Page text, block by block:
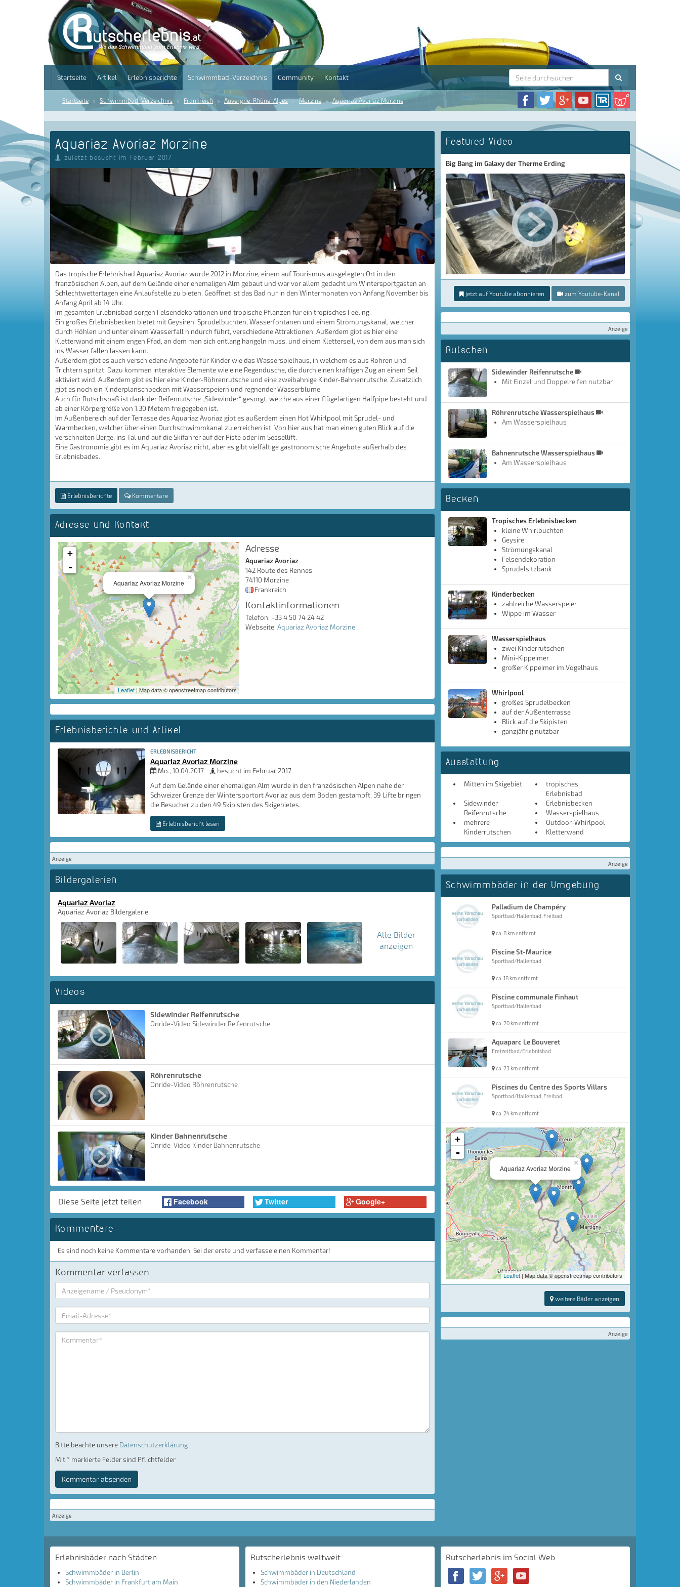
Startseite Artikel Erlebnisberichte Schwimmbad-Verzeichnis Community Kontakt
Startseite Schwimmbad-Verzeichnis Frankreich Auvergne-Rhône-Alpes Morzine Aquariaz Avoriaz Morzine
Aquariaz Avoriaz Morzine
zuletzt besucht im Februar 2017
Das tropische Erlebnisbad Aquariaz Avoriaz wurde 2012 in Morzine, einem auf Tourismus ausgelegten Ort in den
französischen Alpen, auf dem Gelände einer ehemaligen Alm gebaut und war vor allem gedacht um Wintersportgästen an
Schlechtwettertagen eine Anlaufstelle zu bieten. Geöffnet ist das Bad nur in den Wintermonaten von Anfang November bis
Anfang April ab 14 Uhr.
Im gesamten Erlebnisbad sorgen Felsendekorationen und tropische Pflanzen für ein tropisches Feeling.
Ein großes Erlebnisbecken bietet mit Geysiren, Sprudelbuchten, Wasserfontänen und einem Strömungskanal, welcher
durch Höhlen und unter einem Wasserfall hindurch führt, verschiedene Attraktionen. Außerdem gibt es hier eine
Kletterwand mit einem engen Pfad, an dem man sich entlang hangeln muss, und einem Kletterseil, von dem aus man sich
ins Wasser fallen lassen kann.
Außerdem gibt es auch verschiedene Angebote für Kinder wie das Wasserspielhaus, in welchem es aus Rohren und
Trichtern spritzt. Dazu kommen interaktive Elemente wie eine Regendusche, die durch einen kräftigen Zug an einem Seil
aktiviert wird. Außerdem gibt es hier eine Kinder-Röhrenrutsche und eine zweibahnige Kinder-Bahnenrutsche. Zusätzlich
gibt es noch ein Kinderplanschbecken mit Wasserspeiern und regnender Wasserblume.
Auch für Rutschspaß ist dank der Reifenrutsche „Sidewinder“ gesorgt, welche aus einer flügelartigen Halfpipe besteht und
ab einer Körpergröße von 1,30 Metern freigegeben ist.
Im Außenbereich auf der Terrasse des Aquariaz Avoriaz gibt es außerdem einen Hot Whirlpool mit Sprudel- und
Warmbecken, welcher über einen Durchschwimmkanal zu erreichen ist. Von hier aus hat man einen guten Blick auf die
verschneiten Berge, ins Tal und auf die Skifahrer auf der Piste oder im Sessellift.
Eine Gastronomie gibt es im Aquariaz Avoriaz nicht, aber es gibt vielfältige gastronomische Angebote außerhalb des
Erlebnisbades.
Erlebnisberichte Kommentare
Adresse und Kontakt
×
Aquariaz Avoriaz Morzine
+
-
Leaflet | Map data © openstreetmap contributors
Adresse
Aquariaz Avoriaz
142 Route des Rennes
74110 Morzine
Frankreich
Kontaktinformationen
Telefon: +33 4 50 74 24 42
Webseite: Aquariaz Avoriaz Morzine
Erlebnisberichte und Artikel
ERLEBNISBERICHT
Aquariaz Avoriaz Morzine
Mo., 10.04.2017
besucht im Februar 2017
Auf dem Gelände einer ehemaligen Alm wurde in den französischen Alpen nahe der
Schweizer Grenze der Wintersportort Avoriaz aus dem Boden gestampft. 39 Lifte bringen
die Besucher zu den 49 Skipisten des Skigebietes.
Erlebnisbericht lesen
Anzeige
Bildergalerien
Aquariaz Avoriaz
Aquariaz Avoriaz Bildergalerie
Alle Bilder
anzeigen
Videos
Sidewinder Reifenrutsche
Onride-Video Sidewinder Reifenrutsche
Röhrenrutsche
Onride-Video Röhrenrutsche
Kinder Bahnenrutsche
Onride-Video Kinder Bahnenrutsche
Diese Seite jetzt teilen Facebook Twitter Google+
Kommentare
Es sind noch keine Kommentare vorhanden. Sei der erste und verfasse einen Kommentar!
Kommentar verfassen
Bitte beachte unsere Datenschutzerklärung
Mit * markierte Felder sind Pflichtfelder
Kommentar absenden
Anzeige
Featured Video
Big Bang im Galaxy der Therme Erding
jetzt auf Youtube abonnieren zum Youtube-Kanal
Anzeige
Rutschen
Sidewinder Reifenrutsche
Mit Einzel und Doppelreifen nutzbar
Röhrenrutsche Wasserspielhaus
Am Wasserspielhaus
Bahnenrutsche Wasserspielhaus
Am Wasserspielhaus
Becken
Tropisches Erlebnisbecken
kleine Whirlbuchten
Geysire
Strömungskanal
Felsendekoration
Sprudelsitzbank
Kinderbecken
zahlreiche Wasserspeier
Wippe im Wasser
Wasserspielhaus
zwei Kinderrutschen
Mini-Kippeimer
großer Kippeimer im Vogelhaus
Whirlpool
großes Sprudelbecken
auf der Außenterrasse
Blick auf die Skipisten
ganzjährig nutzbar
Ausstattung
Mitten im Skigebiet
tropisches
Erlebnisbad
Sidewinder
Reifenrutsche
Erlebnisbecken
Wasserspielhaus
mehrere
Kinderrutschen
Outdoor-Whirlpool
Kletterwand
Anzeige
Schwimmbäder in der Umgebung
Palladium de Champéry
Sportbad/Hallenbad, Freibad
ca. 8 km entfernt
Piscine St-Maurice
Sportbad/Hallenbad
ca. 18 km entfernt
Piscine communale Finhaut
Sportbad/Hallenbad
ca. 20 km entfernt
Aquaparc Le Bouveret
Freizeitbad/Erlebnisbad
ca. 23 km entfernt
Piscines du Centre des Sports Villars
Sportbad/Hallenbad, Freibad
ca. 24 km entfernt
×
Aquariaz Avoriaz Morzine
+
-
Leaflet| Map data © openstreetmap contributors
weitere Bäder anzeigen
Anzeige
Erlebnisbäder nach Städten
Schwimmbäder in Berlin
Schwimmbäder in Frankfurt am Main
Rutscherlebnis weltweit
Schwimmbäder in Deutschland
Schwimmbäder in den Niederlanden
Rutscherlebnis im Social Web